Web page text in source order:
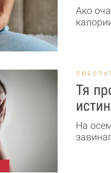
Ако
Тя
На